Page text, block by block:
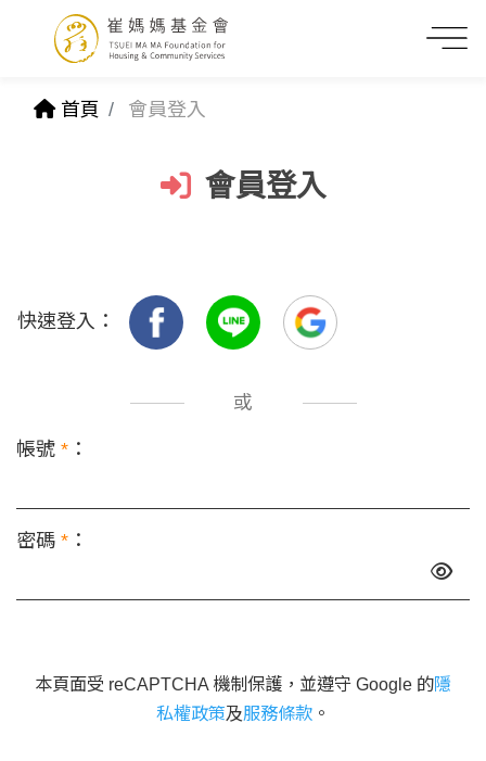
首頁 會員登入
會員登入
快速登入：
或
帳號 * ：
密碼 * ：
本頁面受 reCAPTCHA 機制保護，並遵守 Google 的隱
私權政策及服務條款 。